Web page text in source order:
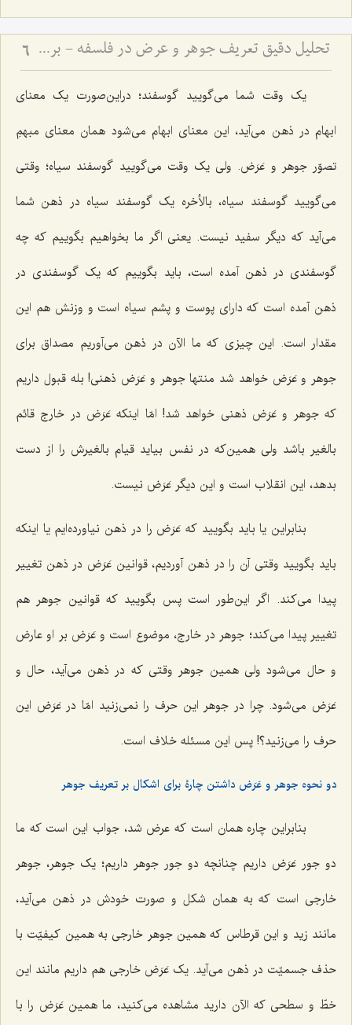
تحلیل دقیق تعریف جوهر و عرض در فلسفه - بررسی نسبت وجود ذهنی با ماهیت جوهری و عرضی 6
یک وقت شما مى‌گویید گوسفند؛ دراین‌صورت یک معناى
ابهام در ذهن مى‌آید، این معناى ابهام مى‌شود همان معناى مبهمِ
تصوّر جوهر و عَرَض. ولی یک وقت مى‌گویید گوسفند سیاه؛ وقتی
مى‌گویید گوسفند سیاه، بالأخره یک گوسفند سیاه در ذهن شما
مى‌آید که دیگر سفید نیست. یعنى اگر ما بخواهیم بگوییم که چه
گوسفندى در ذهن آمده است، باید بگوییم که یک گوسفندى در
ذهن آمده است که داراى پوست و پشم سیاه است و وزنش هم این
مقدار است. این چیزی که ما الآن در ذهن مى‌آوریم مصداق براى
جوهر و عَرَض خواهد شد منتها جوهر و عَرَض ذهنى! بله قبول داریم
که جوهر و عَرَض ذهنى خواهد شد! امّا اینکه عَرَض در خارج قائم
بالغیر باشد ولی همین‌که در نفس بیاید قیام بالغیرش را از دست
بدهد، این انقلاب است و این دیگر عَرَض نیست.
بنابراین یا باید بگویید که عَرَض را در ذهن نیاورده‌ایم یا اینکه
باید بگویید وقتى آن را در ذهن آوردیم، قوانین عَرَض در ذهن تغییر
پیدا مى‌کند. اگر این‌طور است پس بگویید که قوانین جوهر هم
تغییر پیدا مى‌کند؛ جوهر در خارج، موضوع است و عَرَض بر او عارض
و حال مى‌شود ولی همین جوهر وقتى که در ذهن مى‌آید، حال و
عَرَض مى‌شود. چرا در جوهر این حرف را نمى‌زنید امّا در عَرَض این
حرف را مى‌زنید؟! پس این مسئله خلاف است.
دو نحوه جوهر و عَرَض داشتن چارۀ برای اشکال بر تعریف جوهر
بنابراین چاره همان است که عرض شد، جواب این است که ما
دو جور عَرَض داریم چنانچه دو جور جوهر داریم؛ یک جوهر، جوهر
خارجى است که به همان شکل و صورت خودش در ذهن مى‌آید،
مانند زید و این قرطاس که همین جوهر خارجى به همین کیفیّت با
حذف جسمیّت در ذهن می‌آید. یک عَرَض خارجى هم داریم مانند این
خطّ و سطحى که الآن دارید مشاهده مى‌کنید، ما همین عَرَض را با